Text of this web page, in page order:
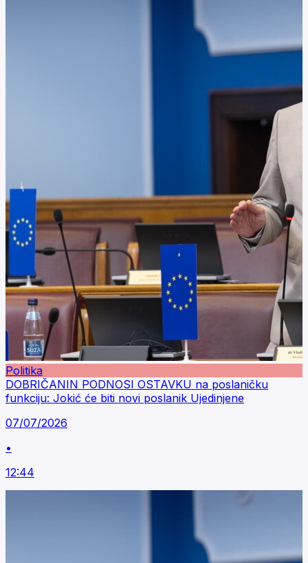
Politika
DOBRIČANIN PODNOSI OSTAVKU na poslaničku
funkciju: Jokić će biti novi poslanik Ujedinjene
07/07/2026
•
12:44